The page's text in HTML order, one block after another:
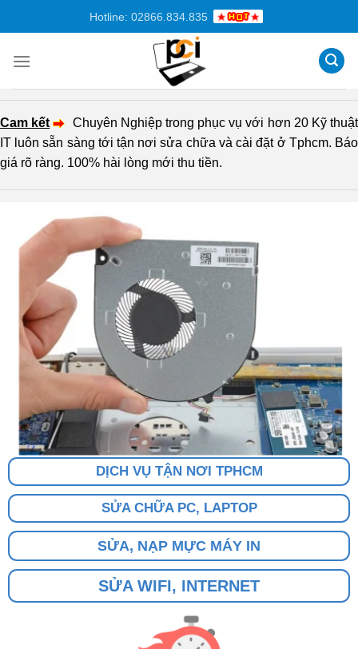
dung
Hotline: 02866.834.835
Cam kết
Chuyên Nghiệp trong phục vụ với hơn 20 Kỹ thuật
IT luôn sẵn sàng tới tận nơi sửa chữa và cài đặt ở Tphcm. Báo
giá rõ ràng. 100% hài lòng mới thu tiền.
DỊCH VỤ TẬN NƠI TPHCM
SỬA CHỮA PC, LAPTOP
SỬA, NẠP MỰC MÁY IN
SỬA WIFI, INTERNET